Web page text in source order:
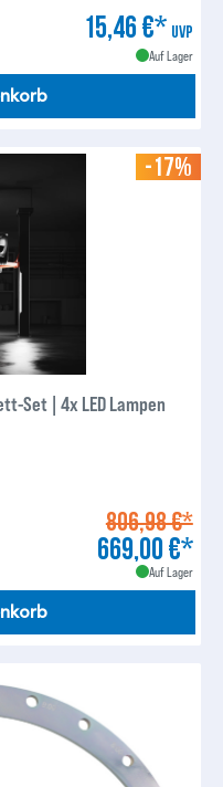
15,46 €* UVP
Auf Lager
-17%
Set | 4x LED Lampen
806,98 €*
669,00 €*
Auf Lager